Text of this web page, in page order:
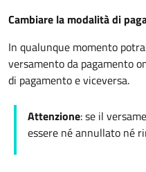
Cambiare la modalità di
In qualunque momento
versamento da pagamento
di pagamento e viceversa.
Attenzione: se il
essere né annullato né